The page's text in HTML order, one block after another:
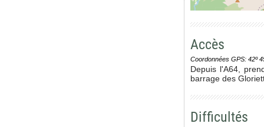
Accès
Coordonnées GPS: 42º
Depuis l'A64,
barrage des
Difficultés